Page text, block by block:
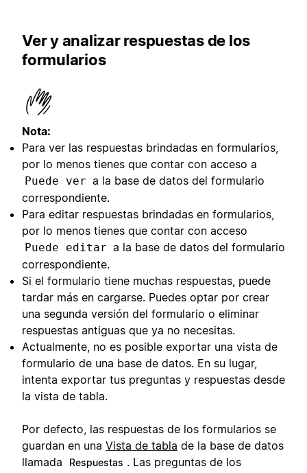
Ver y analizar respuestas de los
formularios
Nota:
Para ver las respuestas brindadas en formularios,
por lo menos tienes que contar con acceso a
Puede ver a la base de datos del formulario
correspondiente.
Para editar respuestas brindadas en formularios,
por lo menos tienes que contar con acceso
Puede editar a la base de datos del formulario
correspondiente.
Si el formulario tiene muchas respuestas, puede
tardar más en cargarse. Puedes optar por crear
una segunda versión del formulario o eliminar
respuestas antiguas que ya no necesitas.
Actualmente, no es posible exportar una vista de
formulario de una base de datos. En su lugar,
intenta exportar tus preguntas y respuestas desde
la vista de tabla.
Por defecto, las respuestas de los formularios se
guardan en una Vista de tabla de la base de datos
llamada
Respuestas . Las preguntas de los